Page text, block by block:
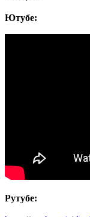
Ютубе:
Рутубе: